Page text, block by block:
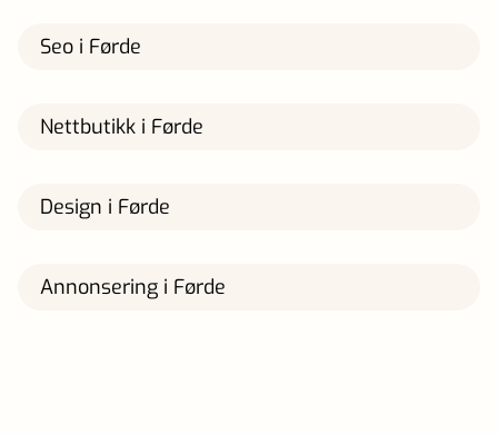
Seo i Førde
Nettbutikk i Førde
Design i Førde
Annonsering i Førde